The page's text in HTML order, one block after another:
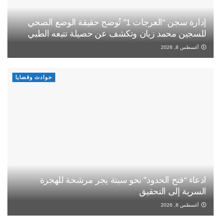
إدارة سجن “العرجات 1” تُوضح حقيقة الوضع الصحي
للسجين محمد زيان وتكشف عن حصيلة تتبعه الطبي
أغسطس 8, 2026
حوادث وقضايا
ادعاء “فتح الحدود” نحو سبتة يجر مرشحة للهجرة
السرية إلى التحقيق
أغسطس 8, 2026